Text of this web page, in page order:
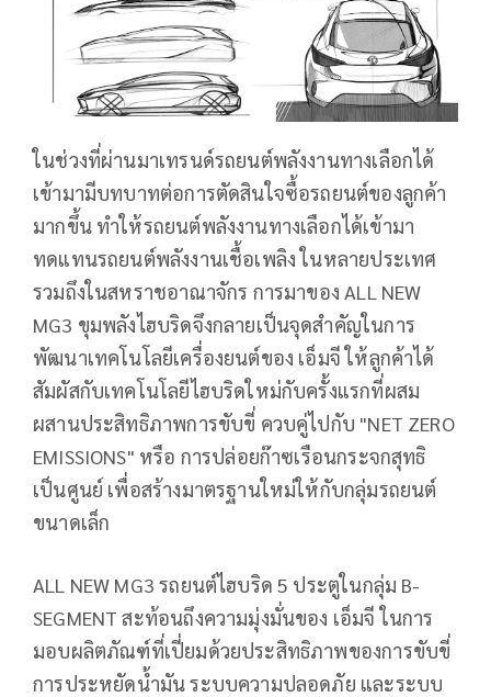
ในช่วงที่ผ่านมาเทรนด์รถยนต์พลังงานทางเลือกได้
เข้ามามีบทบาทต่อการตัดสินใจซื้อรถยนต์ของลูกค้า
มากขึ้น ทำให้รถยนต์พลังงานทางเลือกได้เข้ามา
ทดแทนรถยนต์พลังงานเชื้อเพลิง ในหลายประเทศ
รวมถึงในสหราชอาณาจักร การมาของ ALL NEW
MG3 ขุมพลังไฮบริดจึงกลายเป็นจุดสำคัญในการ
พัฒนาเทคโนโลยีเครื่องยนต์ของ เอ็มจี ให้ลูกค้าได้
สัมผัสกับเทคโนโลยีไฮบริดใหม่กับครั้งแรกที่ผสม
ผสานประสิทธิภาพการขับขี่ ควบคู่ไปกับ "NET ZERO
EMISSIONS" หรือ การปล่อยก๊าซเรือนกระจกสุทธิ
เป็นศูนย์ เพื่อสร้างมาตรฐานใหม่ให้กับกลุ่มรถยนต์
ขนาดเล็ก
ALL NEW MG3 รถยนต์ไฮบริด 5 ประตูในกลุ่ม B-
SEGMENT สะท้อนถึงความมุ่งมั่นของ เอ็มจี ในการ
มอบผลิตภัณฑ์ที่เปี่ยมด้วยประสิทธิภาพของการขับขี่
การประหยัดน้ำมัน ระบบความปลอดภัย และระบบ